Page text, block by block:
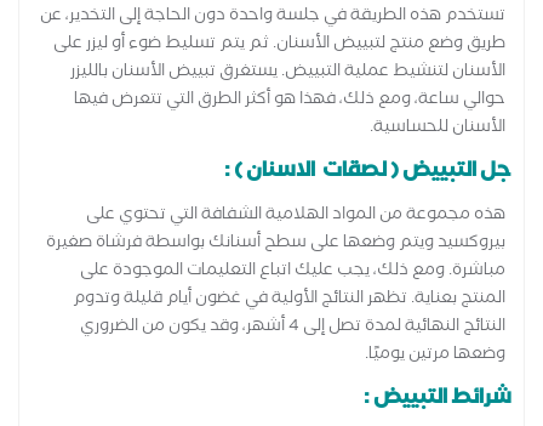
تستخدم هذه الطريقة في جلسة واحدة دون الحاجة إلى التخدير، عن
طريق وضع منتج لتبييض الأسنان. ثم يتم تسليط ضوء أو ليزر على
الأسنان لتنشيط عملية التبييض. يستغرق تبييض الأسنان بالليزر
حوالي ساعة، ومع ذلك، فهذا هو أكثر الطرق التي تتعرض فيها
الأسنان للحساسية.
جل التبييض ( لصقات الاسنان ) :
هذه مجموعة من المواد الهلامية الشفافة التي تحتوي على
بيروكسيد ويتم وضعها على سطح أسنانك بواسطة فرشاة صغيرة
مباشرة. ومع ذلك، يجب عليك اتباع التعليمات الموجودة على
المنتج بعناية. تظهر النتائج الأولية في غضون أيام قليلة وتدوم
النتائج النهائية لمدة تصل إلى 4 أشهر، وقد يكون من الضروري
وضعها مرتين يوميًا.
شرائط التبييض :